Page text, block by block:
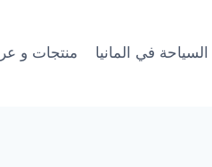
السياحة في المانيا منتجات و